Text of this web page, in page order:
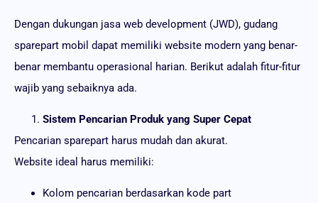
Dengan dukungan jasa web development (JWD), gudang
sparepart mobil dapat memiliki website modern yang benar-
benar membantu operasional harian. Berikut adalah fitur-fitur
wajib yang sebaiknya ada.
Sistem Pencarian Produk yang Super Cepat
Pencarian sparepart harus mudah dan akurat.
Website ideal harus memiliki:
Kolom pencarian berdasarkan kode part